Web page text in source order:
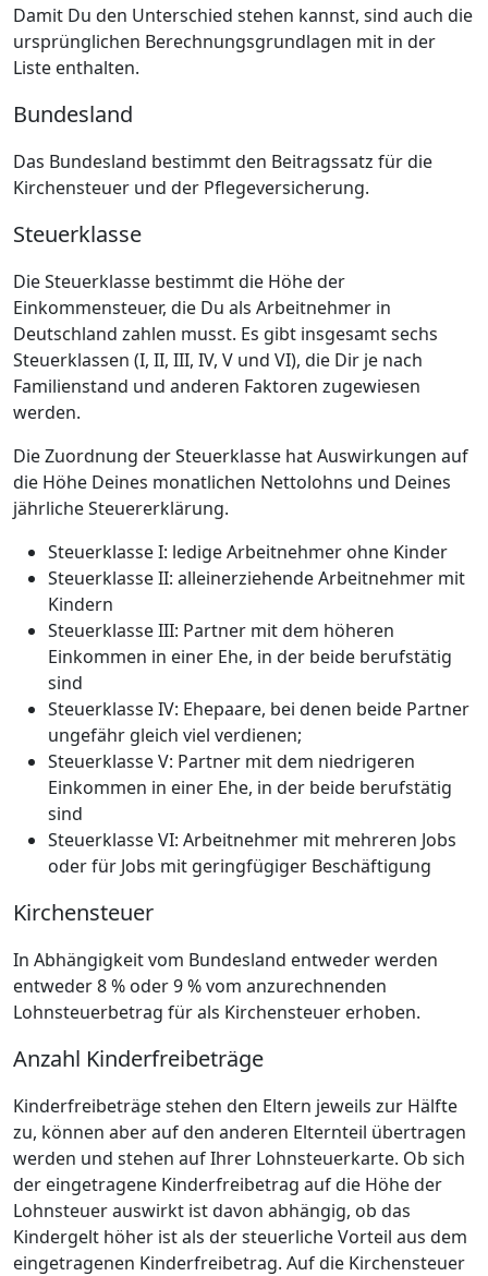
Damit Du den Unterschied stehen kannst, sind auch die
ursprünglichen Berechnungsgrundlagen mit in der
Liste enthalten.
Bundesland
Das Bundesland bestimmt den Beitragssatz für die
Kirchensteuer und der Pflegeversicherung.
Steuerklasse
Die Steuerklasse bestimmt die Höhe der
Einkommensteuer, die Du als Arbeitnehmer in
Deutschland zahlen musst. Es gibt insgesamt sechs
Steuerklassen (I, II, III, IV, V und VI), die Dir je nach
Familienstand und anderen Faktoren zugewiesen
werden.
Die Zuordnung der Steuerklasse hat Auswirkungen auf
die Höhe Deines monatlichen Nettolohns und Deines
jährliche Steuererklärung.
Steuerklasse I: ledige Arbeitnehmer ohne Kinder
Steuerklasse II: alleinerziehende Arbeitnehmer mit
Kindern
Steuerklasse III: Partner mit dem höheren
Einkommen in einer Ehe, in der beide berufstätig
sind
Steuerklasse IV: Ehepaare, bei denen beide Partner
ungefähr gleich viel verdienen;
Steuerklasse V: Partner mit dem niedrigeren
Einkommen in einer Ehe, in der beide berufstätig
sind
Steuerklasse VI: Arbeitnehmer mit mehreren Jobs
oder für Jobs mit geringfügiger Beschäftigung
Kirchensteuer
In Abhängigkeit vom Bundesland entweder werden
entweder 8 % oder 9 % vom anzurechnenden
Lohnsteuerbetrag für als Kirchensteuer erhoben.
Anzahl Kinderfreibeträge
Kinderfreibeträge stehen den Eltern jeweils zur Hälfte
zu, können aber auf den anderen Elternteil übertragen
werden und stehen auf Ihrer Lohnsteuerkarte. Ob sich
der eingetragene Kinderfreibetrag auf die Höhe der
Lohnsteuer auswirkt ist davon abhängig, ob das
Kindergelt höher ist als der steuerliche Vorteil aus dem
eingetragenen Kinderfreibetrag. Auf die Kirchensteuer